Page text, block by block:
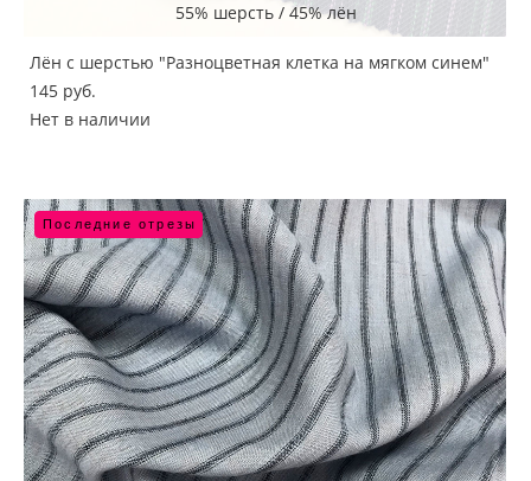
55% шерсть / 45% лён
Лён с шерстью "Разноцветная клетка на мягком синем"
145 pуб.
Нет в наличии
Последние отрезы